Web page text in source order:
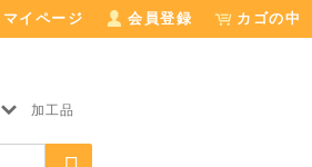
マイページ ˘ 会員登録 0 カゴの中
û 加工品
検